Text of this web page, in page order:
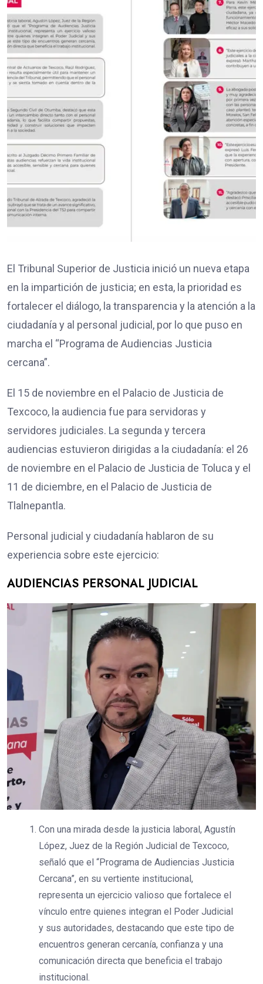
El Tribunal Superior de Justicia inició un nueva etapa
en la impartición de justicia; en esta, la prioridad es
fortalecer el diálogo, la transparencia y la atención a la
ciudadanía y al personal judicial, por lo que puso en
marcha el “Programa de Audiencias Justicia
cercana”.
El 15 de noviembre en el Palacio de Justicia de
Texcoco, la audiencia fue para servidoras y
servidores judiciales. La segunda y tercera
audiencias estuvieron dirigidas a la ciudadanía: el 26
de noviembre en el Palacio de Justicia de Toluca y el
11 de diciembre, en el Palacio de Justicia de
Tlalnepantla.
Personal judicial y ciudadanía hablaron de su
experiencia sobre este ejercicio:
AUDIENCIAS PERSONAL JUDICIAL
Con una mirada desde la justicia laboral, Agustín
López, Juez de la Región Judicial de Texcoco,
señaló que el “Programa de Audiencias Justicia
Cercana”, en su vertiente institucional,
representa un ejercicio valioso que fortalece el
vínculo entre quienes integran el Poder Judicial
y sus autoridades, destacando que este tipo de
encuentros generan cercanía, confianza y una
comunicación directa que beneficia el trabajo
institucional.